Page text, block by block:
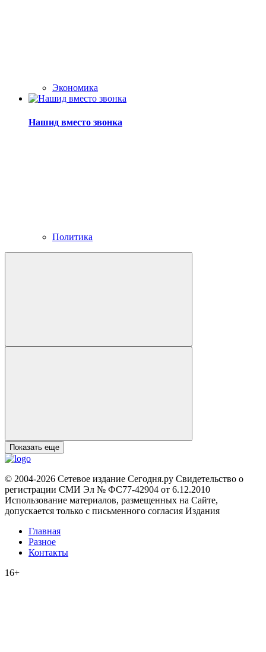
Экономика
Нашид вместо звонка
Политика
Показать еще
© 2004-2026 Сетевое издание Сегодня.ру Свидетельство о
регистрации СМИ Эл № ФС77-42904 от 6.12.2010
Использование материалов, размещенных на Сайте,
допускается только с письменного согласия Издания
Главная
Разное
Контакты
16+